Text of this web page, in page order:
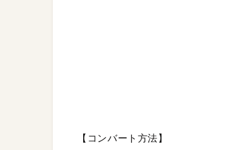
【コンバート方法】